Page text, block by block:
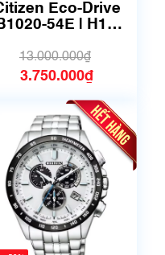
hàng đẹp, có chút
xước dăm)
Eco-Drive
54E | H149-
| Mã số 6502
13.000.000₫
3.750.000₫